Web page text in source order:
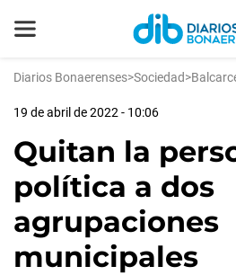
Diarios Bonaerenses>Sociedad>
19 de abril de 2022 - 10:06
Quitan la
política a dos
agrupaciones
municipales